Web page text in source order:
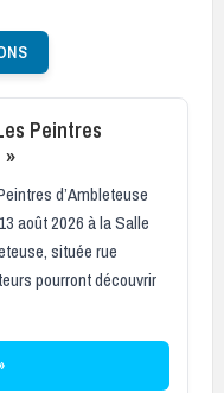
Peintres
»
d’Ambleteuse
août 2026 à la Salle
située rue
pourront découvrir